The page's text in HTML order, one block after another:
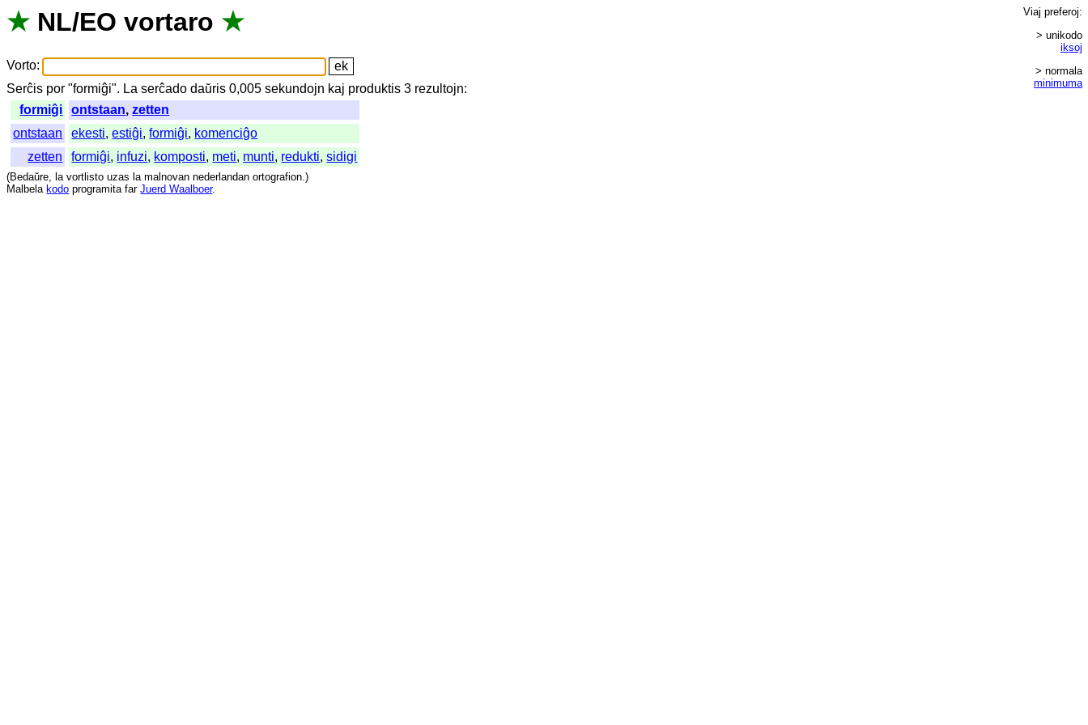
★ NL/EO vortaro ★
Vorto:
Serĉis por "formiĝi". La serĉado daŭris 0,005sekundojn kaj produktis 3 rezultojn:
formiĝi
ontstaan,zetten
ontstaan
ekesti,estiĝi,formiĝi, komenciĝo
zetten
formiĝi, infuzi, komposti, meti, munti, redukti,sidigi
Viaj preferoj:
> unikodo
iksoj
> normala
minimuma
(Bedaŭre, la vortlisto uzas la malnovan nederlandan ortografion.)
Malbela kodo programita far Juerd Waalboer.